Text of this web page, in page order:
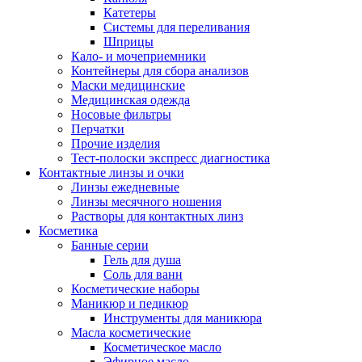
Катетеры
Системы для переливания
Шприцы
Кало- и мочеприемники
Контейнеры для сбора анализов
Маски медицинские
Медицинская одежда
Носовые фильтры
Перчатки
Прочие изделия
Тест-полоски экспресс диагностика
Контактные линзы и очки
Линзы ежедневные
Линзы месячного ношения
Растворы для контактных линз
Косметика
Банные серии
Гель для душа
Соль для ванн
Косметические наборы
Маникюр и педикюр
Инструменты для маникюра
Масла косметические
Косметическое масло